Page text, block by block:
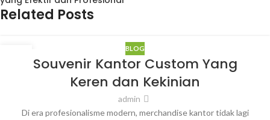
Related Posts
BLOG
Souvenir Kantor Custom Yang
Keren dan Kekinian
admin
Di era profesionalisme modern, merchandise kantor tidak lagi